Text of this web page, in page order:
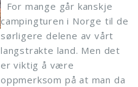
For mange går kanskje
campingturen i Norge til de
sørligere delene av vårt
langstrakte land. Men det
er viktig å være
oppmerksom på at man da